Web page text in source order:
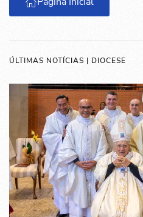
ÚLTIMAS NOTÍCIAS | DIOCESE